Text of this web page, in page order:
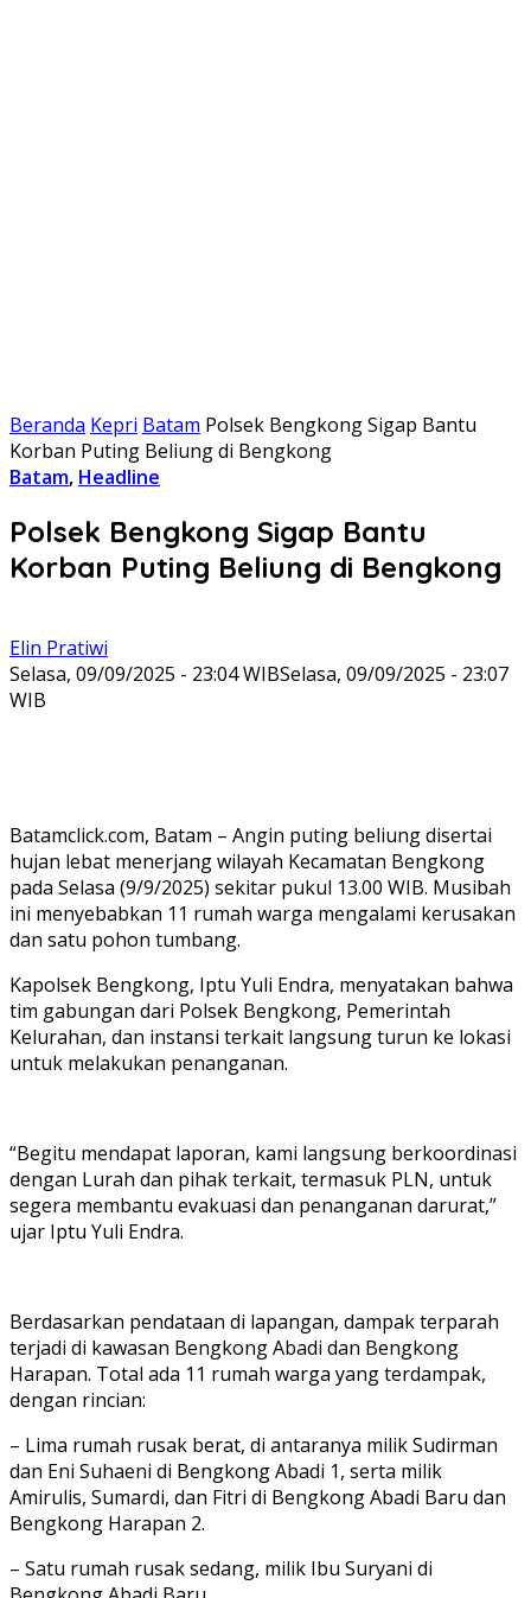
Beranda Kepri Batam Polsek Bengkong Sigap Bantu
Korban Puting Beliung di Bengkong
Batam, Headline
Polsek Bengkong Sigap Bantu
Korban Puting Beliung di Bengkong
Elin Pratiwi
Selasa, 09/09/2025 - 23:04 WIBSelasa, 09/09/2025 - 23:07
WIB
Batamclick.com, Batam – Angin puting beliung disertai
hujan lebat menerjang wilayah Kecamatan Bengkong
pada Selasa (9/9/2025) sekitar pukul 13.00 WIB. Musibah
ini menyebabkan 11 rumah warga mengalami kerusakan
dan satu pohon tumbang.
Kapolsek Bengkong, Iptu Yuli Endra, menyatakan bahwa
tim gabungan dari Polsek Bengkong, Pemerintah
Kelurahan, dan instansi terkait langsung turun ke lokasi
untuk melakukan penanganan.
“Begitu mendapat laporan, kami langsung berkoordinasi
dengan Lurah dan pihak terkait, termasuk PLN, untuk
segera membantu evakuasi dan penanganan darurat,”
ujar Iptu Yuli Endra.
Berdasarkan pendataan di lapangan, dampak terparah
terjadi di kawasan Bengkong Abadi dan Bengkong
Harapan. Total ada 11 rumah warga yang terdampak,
dengan rincian:
– Lima rumah rusak berat, di antaranya milik Sudirman
dan Eni Suhaeni di Bengkong Abadi 1, serta milik
Amirulis, Sumardi, dan Fitri di Bengkong Abadi Baru dan
Bengkong Harapan 2.
– Satu rumah rusak sedang, milik Ibu Suryani di